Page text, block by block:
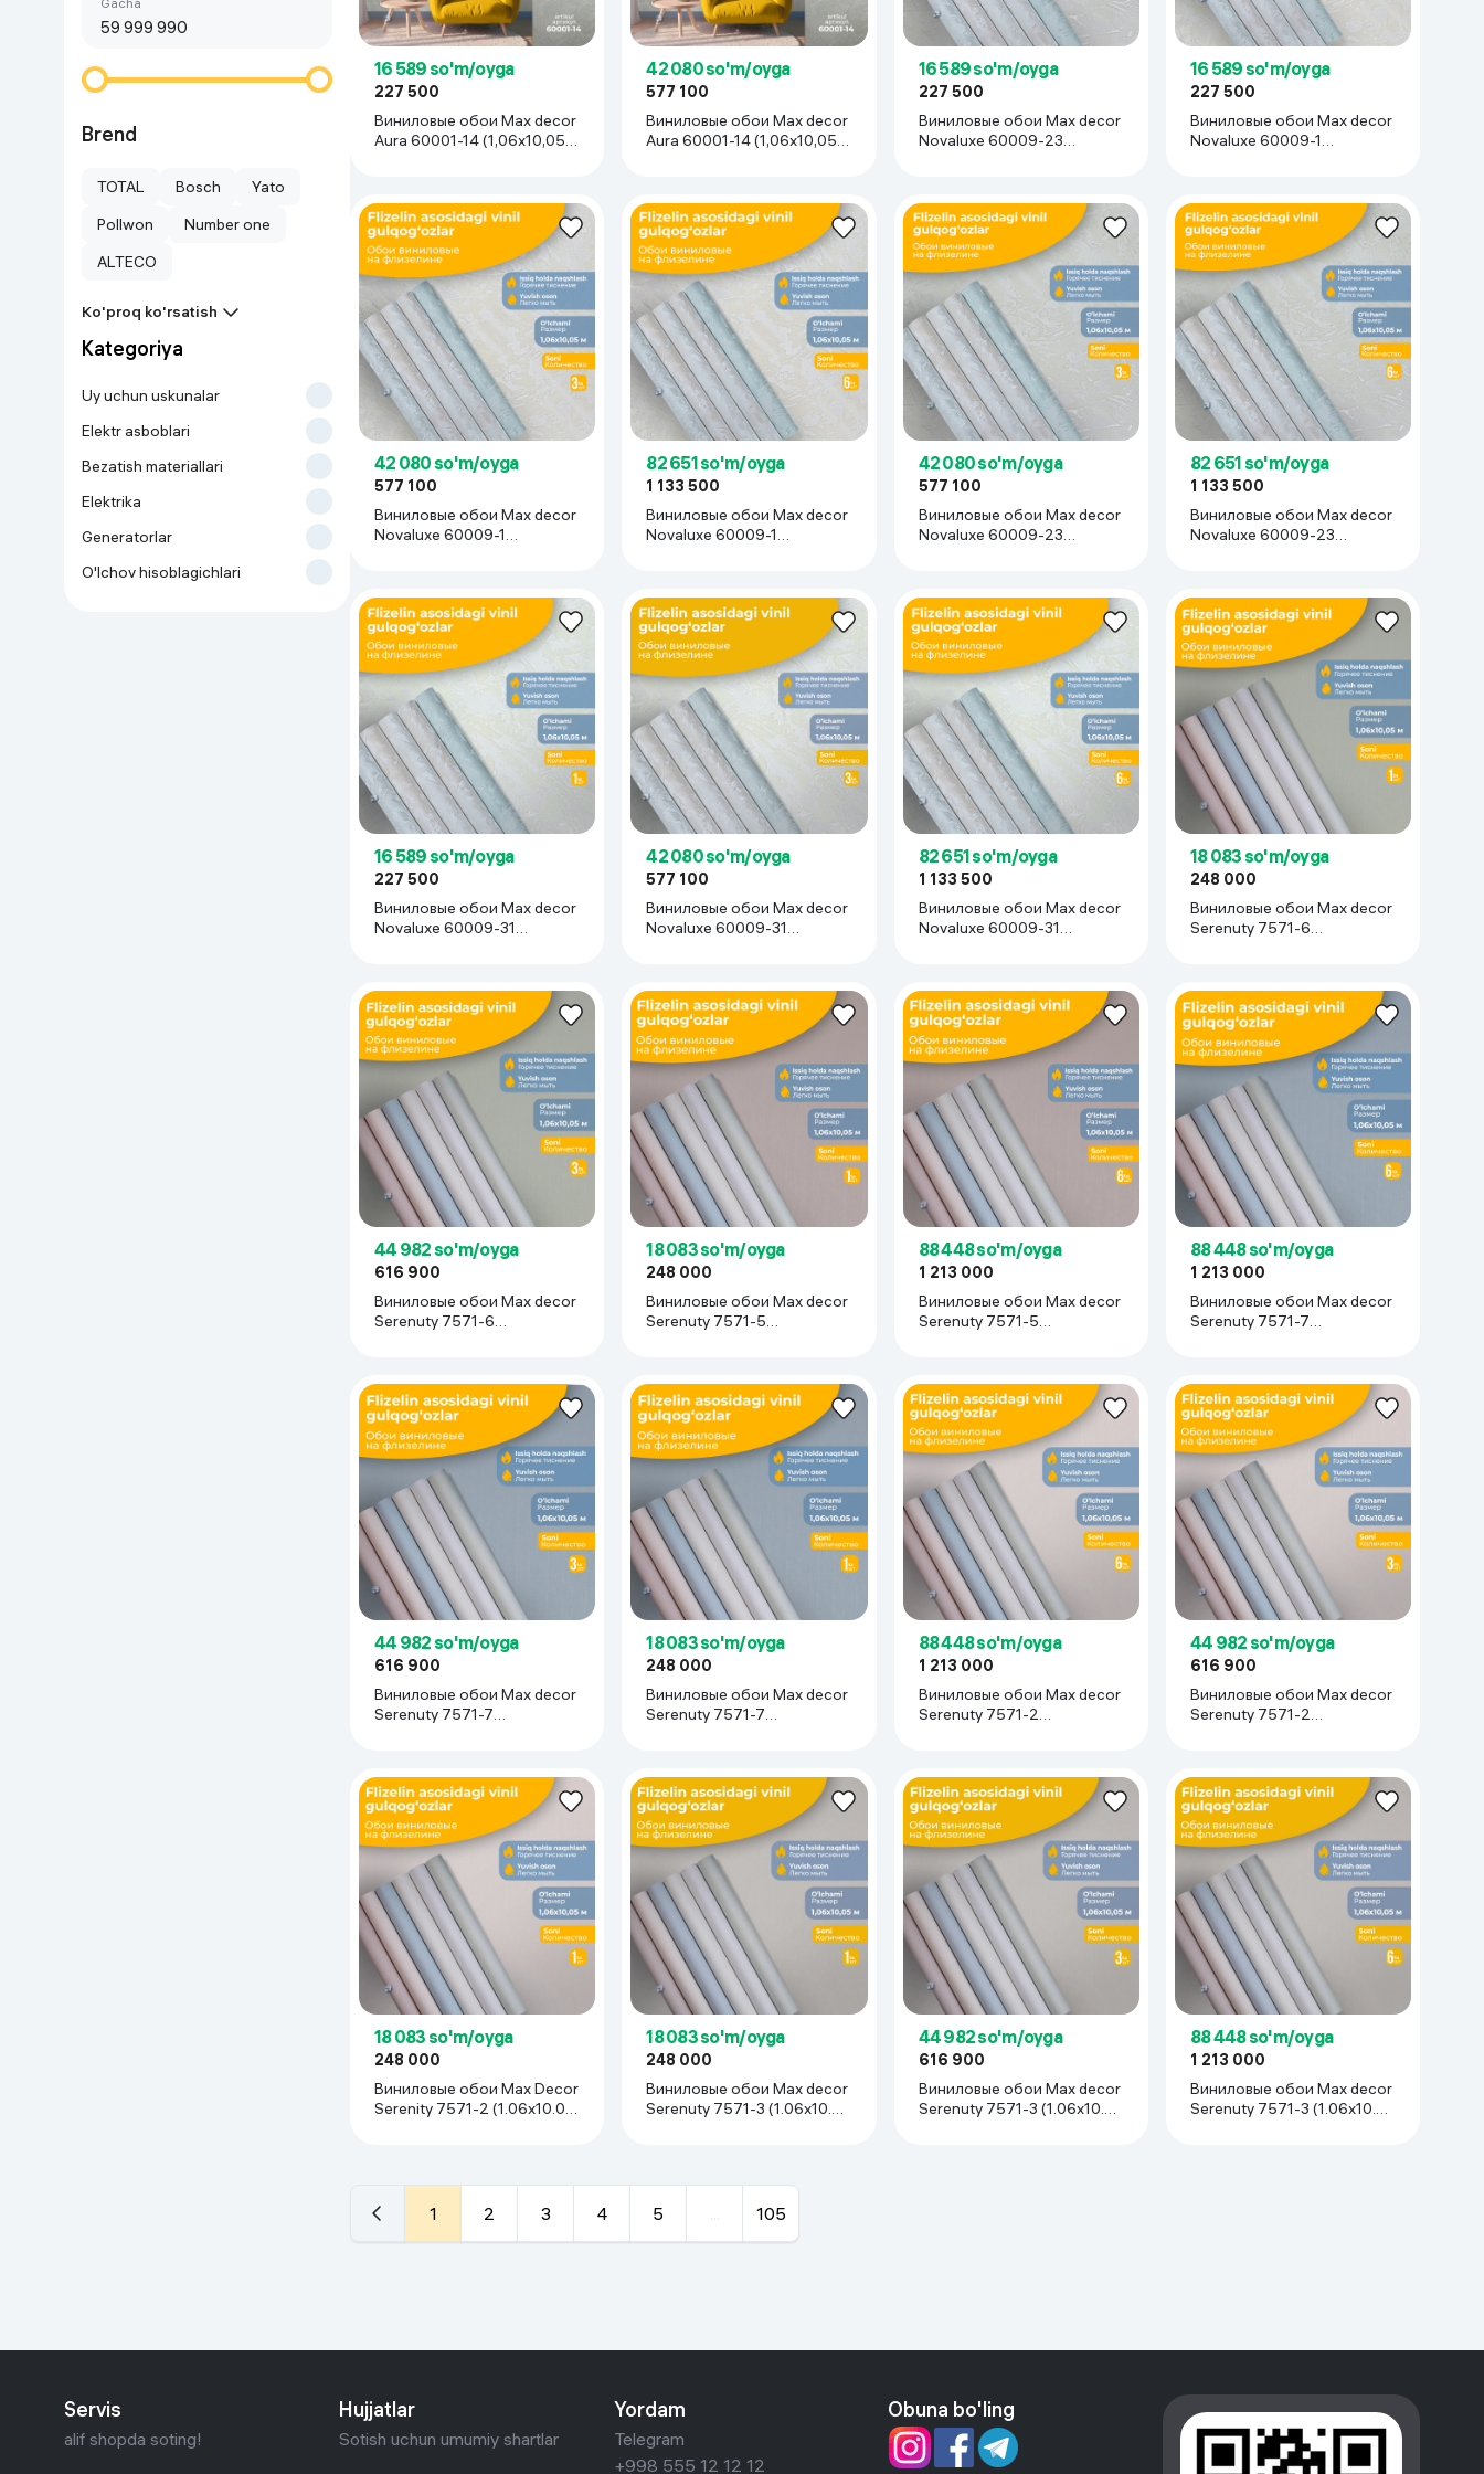
Go‘zallik va parvarish
O'yin uchun texnika
Sport tovarlari
Qurilish va ta'mirlash
Uy uchun tovarlar
Kanselyariya
Virtual haqiqat ko'zoynaklari
Kameralar
Brend
TOTAL Bosch
Yato
Pollwon
Number one
ALTECO
Ko'proq ko'rsatish
Kategoriya
Uy uchun uskunalar
Elektr asboblari
Bezatish materiallari
Elektrika
Generatorlar
O'lchov hisoblagichlari
16 589 so'm/oyga
227 500
Виниловые обои Max decor
Aura 60001-14 (1,06х10,05
42 080 so'm/oyga
577 100
Виниловые обои Max decor
Aura 60001-14 (1,06х10,05
16 589 so'm/oyga
227 500
Виниловые обои Max decor
Novaluxe 60009-23
16 589 so'm/oyga
227 500
Виниловые обои Max decor
Novaluxe 60009-1
42 080 so'm/oyga
577 100
Виниловые обои Max decor
Novaluxe 60009-1
82 651 so'm/oyga
1 133 500
Виниловые обои Max decor
Novaluxe 60009-1
42 080 so'm/oyga
577 100
Виниловые обои Max decor
Novaluxe 60009-23
82 651 so'm/oyga
1 133 500
Виниловые обои Max decor
Novaluxe 60009-23
16 589 so'm/oyga
227 500
Виниловые обои Max decor
Novaluxe 60009-31
42 080 so'm/oyga
577 100
Виниловые обои Max decor
Novaluxe 60009-31
82 651 so'm/oyga
1 133 500
Виниловые обои Max decor
Novaluxe 60009-31
18 083 so'm/oyga
248 000
Виниловые обои Max decor
Serenuty 7571-6
44 982 so'm/oyga
616 900
Виниловые обои Max decor
Serenuty 7571-6
18 083 so'm/oyga
248 000
Виниловые обои Max decor
Serenuty 7571-5
88 448 so'm/oyga
1 213 000
Виниловые обои Max decor
Serenuty 7571-5
88 448 so'm/oyga
1 213 000
Виниловые обои Max decor
Serenuty 7571-7
44 982 so'm/oyga
616 900
Виниловые обои Max decor
Serenuty 7571-7
18 083 so'm/oyga
248 000
Виниловые обои Max decor
Serenuty 7571-7
88 448 so'm/oyga
1 213 000
Виниловые обои Max decor
Serenuty 7571-2
44 982 so'm/oyga
616 900
Виниловые обои Max decor
Serenuty 7571-2
18 083 so'm/oyga
248 000
Виниловые обои Max Decor
Serenity 7571-2 (1.06х10.05
18 083 so'm/oyga
248 000
Виниловые обои Max decor
Serenuty 7571-3 (1.06х10.05
44 982 so'm/oyga
616 900
Виниловые обои Max decor
Serenuty 7571-3 (1.06х10.05
88 448 so'm/oyga
1 213 000
Виниловые обои Max decor
Serenuty 7571-3 (1.06х10.05
1 2 3 4 5 105
Servis
alif shopda soting!
Hujjatlar
Sotish uchun umumiy shartlar
Yordam
Telegram
+998 555 12 12 12
Obuna bo'ling